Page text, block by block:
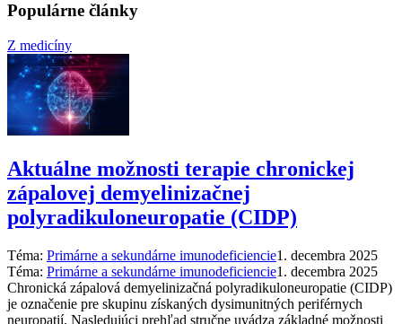
Populárne články
Z medicíny
Aktuálne možnosti terapie chronickej
zápalovej demyelinizačnej
polyradikuloneuropatie (CIDP)
Téma: Primárne a sekundárne imunodeficiencie1. decembra 2025
Téma: Primárne a sekundárne imunodeficiencie1. decembra 2025
Chronická zápalová demyelinizačná polyradikuloneuropatie (CIDP)
je označenie pre skupinu získaných dysimunitných periférnych
neuropatií. Nasledujúci prehľad stručne uvádza základné možnosti